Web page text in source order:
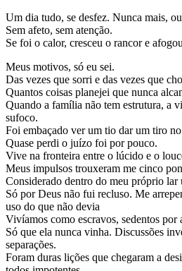
Um dia tudo, se desfez. Nunca mais,
Sem afeto, sem atenção.
Se foi o calor, cresceu o rancor e
Meus motivos, só eu sei.
Das vezes que sorri e das vezes que
Quantos coisas planejei que nunca
Quando a família não tem estrutura, a
sufoco.
Foi embaçado ver um tio dar um tiro
Quase perdi o juízo foi por pouco.
Vive na fronteira entre o lúcido e o
Meus impulsos trouxeram me cinco
Considerado dentro do meu próprio lar
Só por Deus não fui recluso. Me
uso do que não devia
Vivíamos como escravos, sedentos por
Só que ela nunca vinha. Discussões
separações.
Foram duras lições que chegaram a